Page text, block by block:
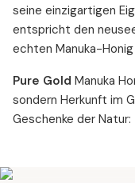
seine einzigartigen
entspricht den
echten Manuka-
Pure Gold Manuka
sondern Herkunft im
Geschenke der Natur: